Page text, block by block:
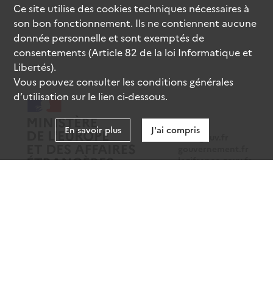
data.gouv.fr
legifrance.gouv.fr
Ce site utilise descookiestechniques nécessaires à
son bon fonctionnement. Ils ne contiennent aucune
donnée personnelle et sont exemptés de
consentements (Article 82 de la loi Informatique et
Libertés).
Vous pouvez consulter les conditions générales
d’utilisation sur le lien ci-dessous.
En savoir plus J'ai compris